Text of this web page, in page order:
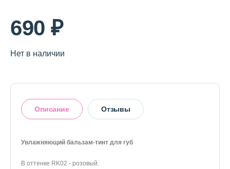
Доставка и оплата
Политика конфиденциальности
+7 (996) 962 69 66
690 ₽
Нет в наличии
Описание Отзывы
Увлажняющий бальзам-тинт для губ
В оттенке RK02 - розовый.
Оставить отзыв